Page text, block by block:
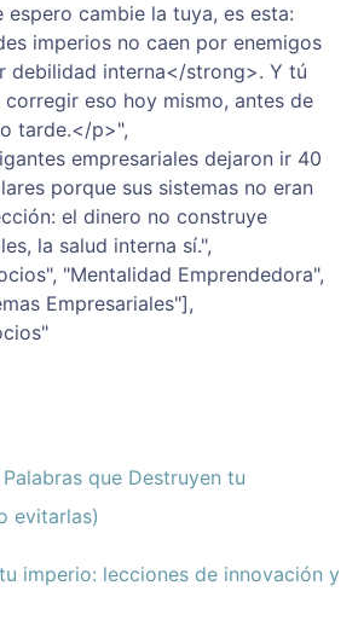
espero cambie la tuya, es esta:
imperios no caen por enemigos
debilidad interna</strong>. Y tú
eso hoy mismo, antes de
tarde.</p>",
empresariales dejaron ir 40
porque sus sistemas no eran
el dinero no construye
la salud interna sí.",
"Mentalidad Emprendedora",
Empresariales"],
Palabras que Destruyen tu
evitarlas)
imperio: lecciones de innovación y